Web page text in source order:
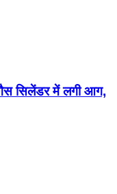
सिलेंडर में लगी आग,